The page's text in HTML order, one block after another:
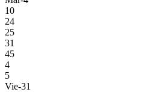
10
24
25
31
45
4
5
Vie-31